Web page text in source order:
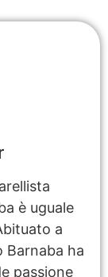
è uguale
a
Barnaba ha
passione